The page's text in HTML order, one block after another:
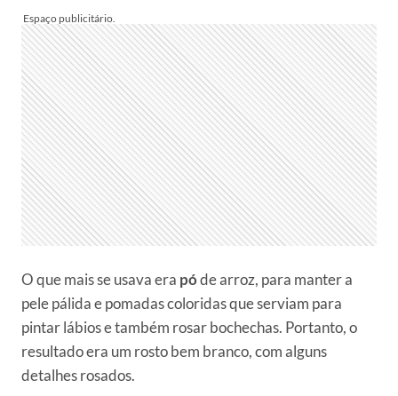
O que mais se usava era póde arroz, para manter a
pele pálida e pomadas coloridas que serviam para
pintar lábios e também rosar bochechas. Portanto, o
resultado era um rosto bem branco, com alguns
detalhes rosados.